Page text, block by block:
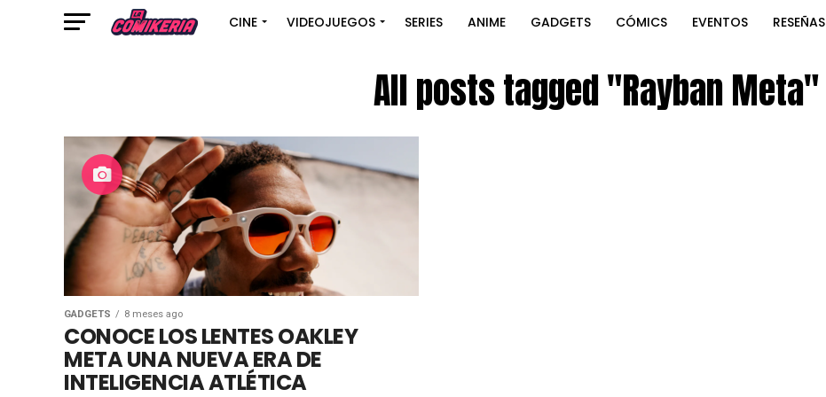
CINE VIDEOJUEGOS SERIES ANIME GADGETS CÓMICS EVENTOS RESEÑAS
All posts tagged "Rayban Meta"
GADGETS 8 meses ago
CONOCE LOS LENTES OAKLEY
META UNA NUEVA ERA DE
INTELIGENCIA ATLÉTICA